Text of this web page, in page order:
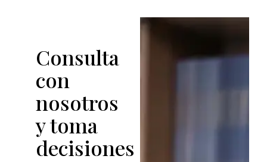
Consulta
con
nosotros
y toma
decisiones